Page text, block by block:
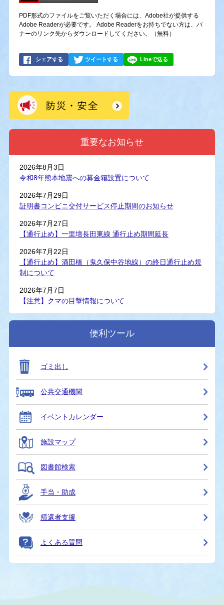
PDF形式のファイルをご覧いただく場合には、Adobe社が提供する
Adobe Readerが必要です。
Adobe Readerをお持ちでない方は、バ
ナーのリンク先からダウンロードしてください。（無料）
シェアする ツイートする Lineで送る
重要なお知らせ
2026年8月3日
令和8年熊本地震への募金箱設置について
2026年7月29日
証明書コンビニ交付サービス停止期間のお知らせ
2026年7月27日
【通行止め】一里壇長田東線 通行止め期間延長
2026年7月22日
【通行止め】酒田橋（鬼久保中谷地線）の終日通行止め規
制について
2026年7月7日
【注意】クマの目撃情報について
便利ツール
ゴミ出し
公共交通機関
イベントカレンダー
施設マップ
図書館検索
手当・助成
帰還者支援
よくある質問